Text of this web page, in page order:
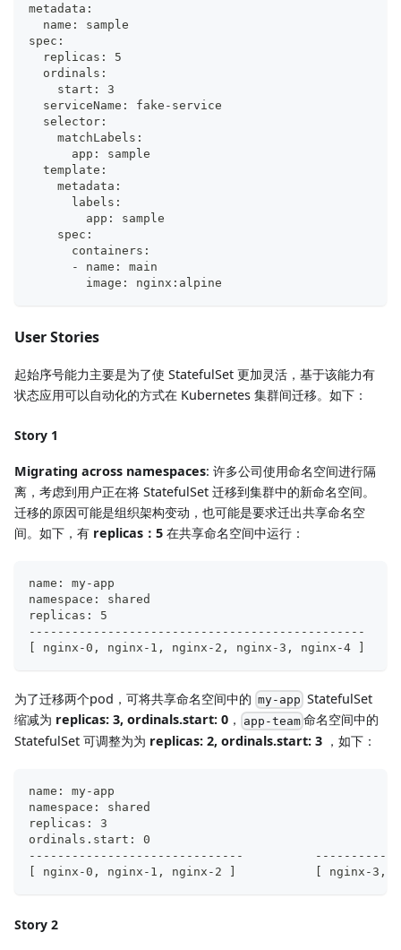
metadata:
  name: sample
spec:
  replicas: 5
  ordinals:
    start: 3
  serviceName: fake-service
  selector:
    matchLabels:
      app: sample
  template:
    metadata:
      labels:
        app: sample
    spec:
      containers:
      - name: main
        image: nginx:alpine
User Stories
起始序号能力主要是为了使 StatefulSet 更加灵活，基于该能力有
状态应用可以自动化的方式在 Kubernetes 集群间迁移。如下：
Story 1
Migrating across namespaces: 许多公司使用命名空间进行隔
离，考虑到用户正在将 StatefulSet 迁移到集群中的新命名空间。
迁移的原因可能是组织架构变动，也可能是要求迁出共享命名空
间。如下，有 replicas：5 在共享命名空间中运行：
name: my-app
namespace: shared
replicas: 5
-----------------------------------------------
[ nginx-0, nginx-1, nginx-2, nginx-3, nginx-4 ]
为了迁移两个pod，可将共享命名空间中的 my-app StatefulSet
缩减为 replicas: 3, ordinals.start: 0 ， app-team 命名空间中的
StatefulSet 可调整为为 replicas: 2, ordinals.start: 3 ，如下：
[ nginx-0, nginx-1, nginx-2
Story 2